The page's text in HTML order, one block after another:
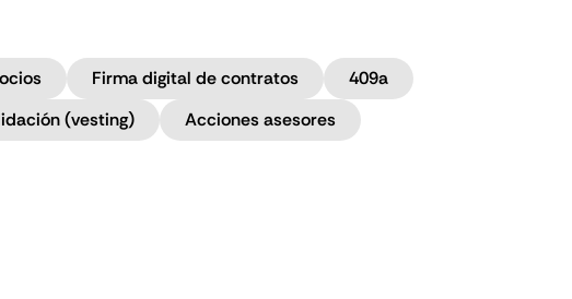
Firma digital de contratos
409a
(vesting)
Acciones asesores